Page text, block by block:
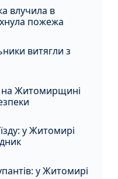
влучила в
пожежа
витягли з
на Житомирщині
у Житомирі
у Житомирі